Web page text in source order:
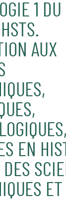
Les cours
1 DU
AUX
EN